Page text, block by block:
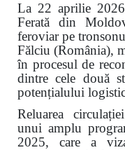
La 22 aprilie
Ferată din
feroviar pe
Fălciu (România),
în procesul de
dintre cele două
potențialului
Reluarea
unui amplu
2025, care a